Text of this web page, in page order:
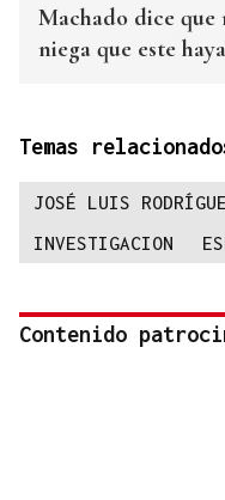
Machado dice
niega que este
Temas
JOSÉ LUIS
INVESTIGACION
Contenido